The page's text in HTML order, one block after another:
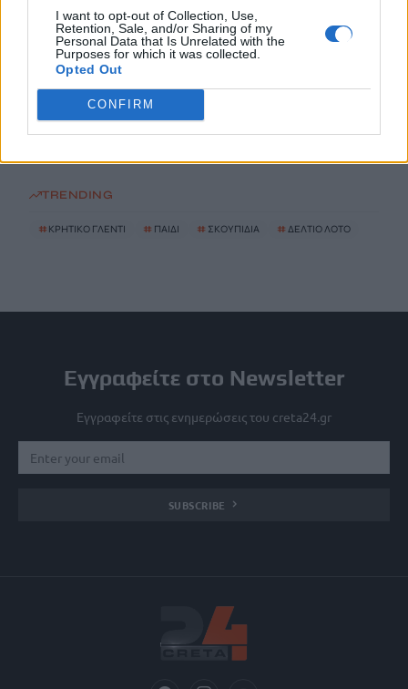
I want to opt-out of Collection, Use,
Retention, Sale, and/or Sharing of my
Personal Data that Is Unrelated with the
Purposes for which it was collected.
Opted Out
CONFIRM
λάβετε
9 Αυγούστου, 2026
Διαγνωστικές εξετάσεις: Υποχρεωτική ψηφιακή ανάρτηση
αποτελεσμάτων από 1η Σεπτεμβρίου
9 Αυγούστου, 2026
TRENDING
# ΚΡΗΤΙΚΟ ΓΛΕΝΤΙ # ΠΑΙΔΙ # ΣΚΟΥΠΙΔΙΑ # ΔΕΛΤΙΟ ΛΟΤΟ
Εγγραφείτε στο Newsletter
Εγγραφείτε στις ενημερώσεις του creta24.gr
SUBSCRIBE